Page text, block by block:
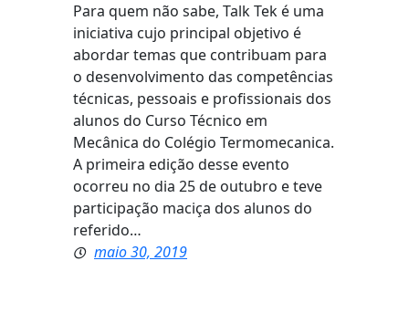
Para quem não sabe, Talk Tek é uma
iniciativa cujo principal objetivo é
abordar temas que contribuam para
o desenvolvimento das competências
técnicas, pessoais e profissionais dos
alunos do Curso Técnico em
Mecânica do Colégio Termomecanica.
A primeira edição desse evento
ocorreu no dia 25 de outubro e teve
participação maciça dos alunos do
referido…
maio 30, 2019